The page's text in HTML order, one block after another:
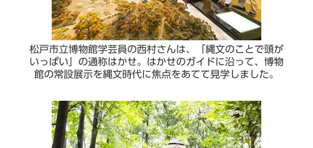
松戸市立博物館学芸員の西村さんは、「縄文のことで頭が
いっぱい」の通称はかせ。はかせのガイドに沿って、博物
館の常設展示を縄文時代に焦点をあてて見学しました。